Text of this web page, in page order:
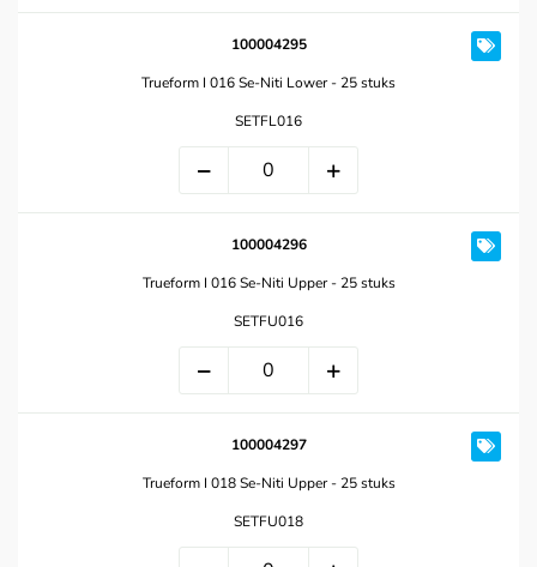
100004295
Trueform I 016 Se-Niti Lower - 25 stuks
SETFL016
100004296
Trueform I 016 Se-Niti Upper - 25 stuks
SETFU016
100004297
Trueform I 018 Se-Niti Upper - 25 stuks
SETFU018